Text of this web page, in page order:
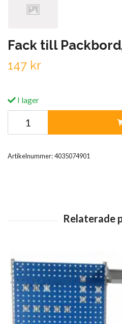
Fack till
147 kr
I lager
Artikelnummer:4035074901